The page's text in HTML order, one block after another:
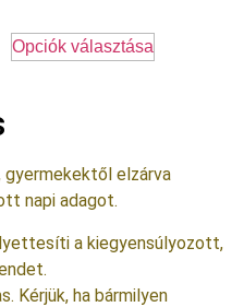
Opciók választása
gyermekektől elzárva
napi adagot.
a kiegyensúlyozott,
Kérjük, ha bármilyen